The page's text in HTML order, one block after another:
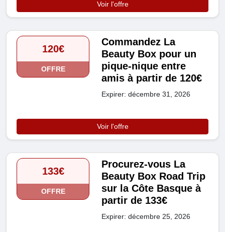
Voir l'offre
120€
OFFRE
Commandez La
Beauty Box pour un
pique-nique entre
amis à partir de 120€
Expirer: décembre 31, 2026
Voir l'offre
133€
OFFRE
Procurez-vous La
Beauty Box Road Trip
sur la Côte Basque à
partir de 133€
Expirer: décembre 25, 2026